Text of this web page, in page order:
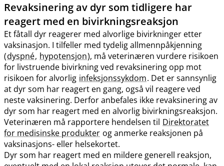
Revaksinering av dyr som tidligere har
reagert med en bivirkningsreaksjon
Et fåtall dyr reagerer med alvorlige bivirkninger etter
vaksinasjon. I tilfeller med tydelig allmennpåkjenning
(dyspné, hypotensjon), må veterinæren vurdere risikoen
for livstruende bivirkning ved revaksinering opp mot
risikoen for alvorlig infeksjonssykdom. Det er sannsynlig
at dyr som har reagert en gang, også vil reagere ved
neste vaksinering. Derfor anbefales ikke revaksinering av
dyr som har reagert med en alvorlig bivirkningsreaksjon.
Veterinæren må rapportere hendelsen til Direktoratet
for medisinske produkter og anmerke reaksjonen på
vaksinasjons- eller helsekortet.
Dyr som har reagert med en mildere generell reaksjon,